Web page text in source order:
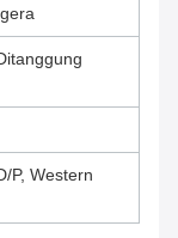
P, Western